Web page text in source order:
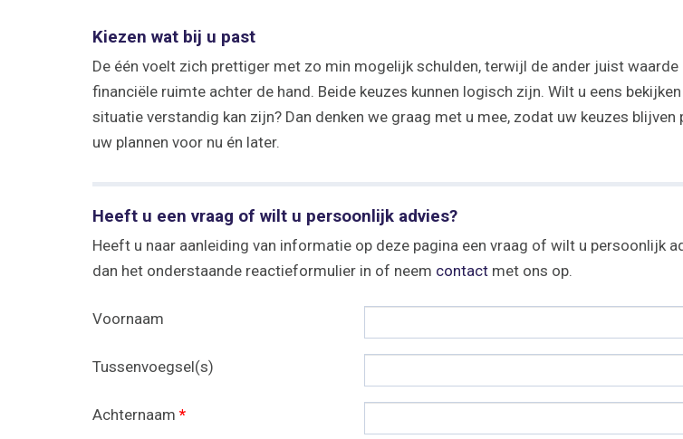
Kiezen wat bij u past
De één voelt zich prettiger met zo min mogelijk schulden, terwijl de ander juist waarde
financiële ruimte achter de hand. Beide keuzes kunnen logisch zijn. Wilt u eens
situatie verstandig kan zijn? Dan denken we graag met u mee, zodat uw keuzes blijven
uw plannen voor nu én later.
Heeft u een vraag of wilt u persoonlijk advies?
Heeft u naar aanleiding van informatie op deze pagina een vraag of wilt u persoonlijk
dan het onderstaande reactieformulier in of neem contact met ons op.
Voornaam
Tussenvoegsel(s)
Achternaam *